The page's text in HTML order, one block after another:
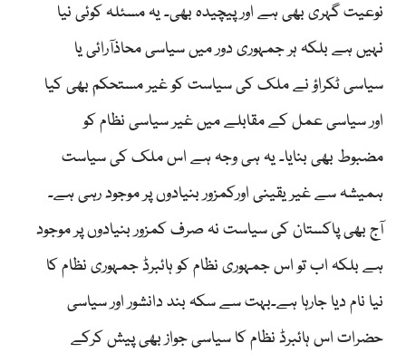
نوعیت گہری بھی ہے اور پیچیدہ بھی۔ یہ مسئلہ کوئی نیا
نہیں ہے بلکہ ہر جمہوری دور میں سیاسی محاذآرائی یا
سیاسی ٹکراؤ نے ملک کی سیاست کو غیر مستحکم بھی کیا
اور سیاسی عمل کے مقابلے میں غیر سیاسی نظام کو
مضبوط بھی بنایا۔ یہ ہی وجہ ہے اس ملک کی سیاست
ہمیشہ سے غیر یقینی اورکمزور بنیادوں پر موجود رہی ہے۔
آج بھی پاکستان کی سیاست نہ صرف کمزور بنیادوں پر موجود
ہے بلکہ اب تو اس جمہوری نظام کو ہائبرڈ جمہوری نظام کا
نیا نام دیا جارہا ہے۔بہت سے سکہ بند دانشور اور سیاسی
حضرات اس ہائبرڈ نظام کا سیاسی جواز بھی پیش کرکے